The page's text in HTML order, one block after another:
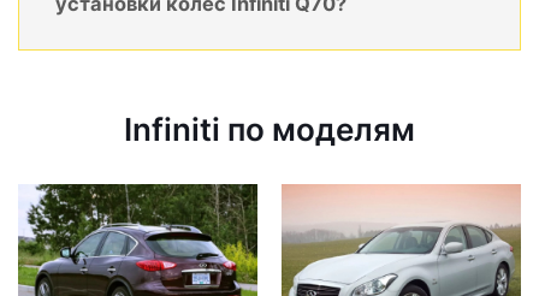
Infiniti по моделям